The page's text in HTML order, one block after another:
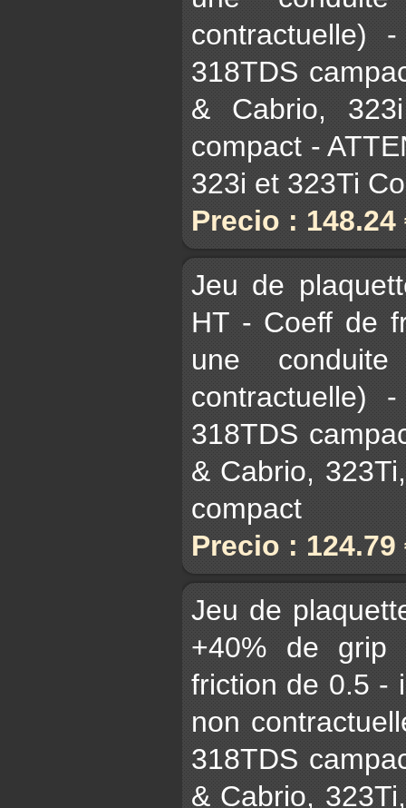
contractuelle)
318TDS
& Cabrio,
compact -
323i et 323Ti
Precio : 148.24
Jeu de
HT - Coeff de
une
contractuelle)
318TDS
& Cabrio,
compact
Precio : 124.79
Jeu de
+40% de grip
friction de 0.5 -
non
318TDS
& Cabrio,